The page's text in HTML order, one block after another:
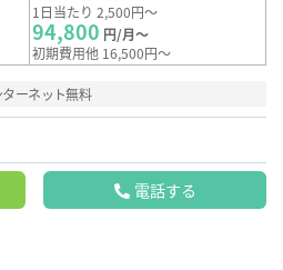
1日当たり 2,500円～
94,800 円/月～
初期費用他 16,500円～
ターネット無料
電話する